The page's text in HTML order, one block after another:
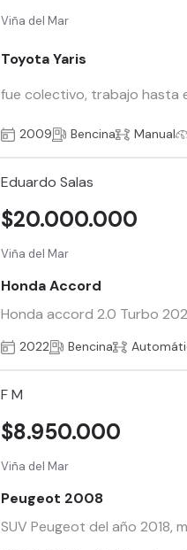
Viña del Mar
Toyota Yaris
fue colectivo, trabajo hasta
2009 Bencina Manual
Eduardo Salas
Viña del Mar
Honda Accord
Honda accord 2.0 Turbo
$20.000.000
2022 Bencina
F M
Viña del Mar
Peugeot 2008
SUV Peugeot del año 2018,
$8.950.000